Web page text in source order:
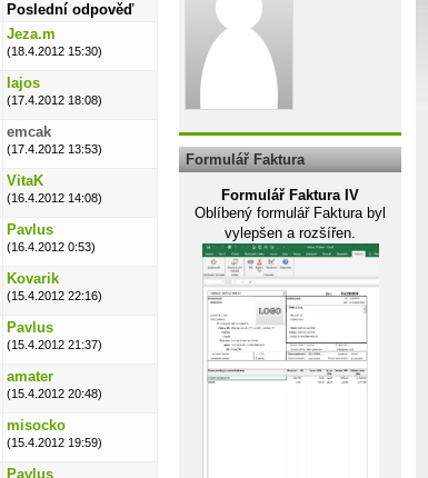
Poslední odpověď
Jeza.m
(18.4.2012 15:30)
lajos
(17.4.2012 18:08)
emcak
(17.4.2012 13:53)
VitaK
(16.4.2012 14:08)
Pavlus
(16.4.2012 0:53)
Kovarik
(15.4.2012 22:16)
Pavlus
(15.4.2012 21:37)
amater
(15.4.2012 20:48)
misocko
(15.4.2012 19:59)
Pavlus
Formulář Faktura
Formulář Faktura IV
Oblíbený formulář Faktura byl
vylepšen a rozšířen.